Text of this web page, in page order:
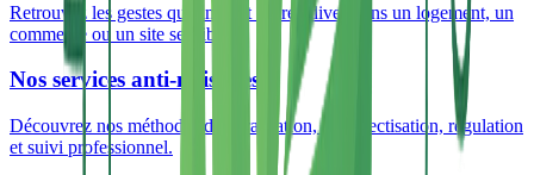
Retrouvez les gestes qui limitent les récidives dans un logement, un
commerce ou un site sensible.
Nos services anti-nuisibles
Découvrez nos méthodes de dératisation, désinsectisation, régulation
et suivi professionnel.